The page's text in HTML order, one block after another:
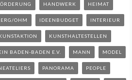
HANDWERK HEIMAT
OHM IDEENBUDGET INTERIEUR
KUNSTHALTESTELLEN
BADEN-BADEN E.V. MANN MODEL
PANORAMA PEOPLE